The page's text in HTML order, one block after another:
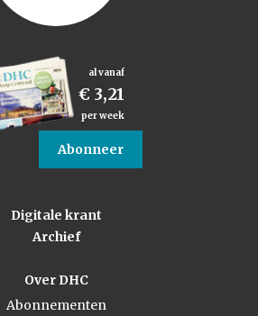
al vanaf
€ 3,21
per week
Abonneer
Digitale krant
Archief
Over DHC
Abonnementen